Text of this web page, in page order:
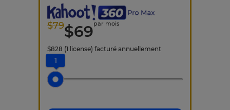
$79$69par mois
$828 (1 license) facturé annuellement
1